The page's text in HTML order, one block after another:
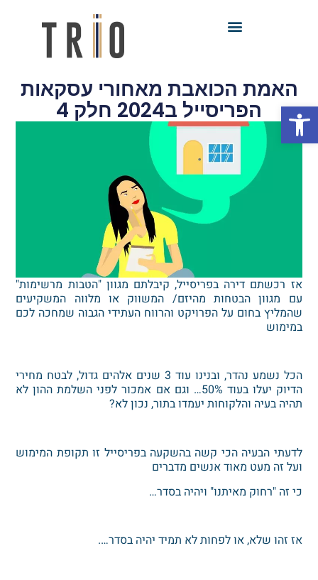
פתח סרגל נגישות
האמת הכואבת מאחורי עסקאות
הפריסייל ב2024 חלק 4
אז רכשתם דירה בפריסייל, קיבלתם מגוון "הטבות מרשימות"
עם מגוון הבטחות מהיזם/ המשווק או מלווה המשקיעים
שהמליץ בחום על הפרויקט והרווח העתידי הגבוה שמחכה לכם
במימוש
הכל נשמע נהדר, ובנינו עוד 3 שנים אלהים גדול, לבטח מחירי
הדיוק יעלו בעוד 50%… וגם אם אמכור לפני השלמת ההון לא
תהיה בעיה והלקוחות יעמדו בתור, נכון לא?
לדעתי הבעיה הכי קשה בהשקעה בפריסייל זו תקופת המימוש
ועל זה מעט מאוד אנשים מדברים
כי זה "רחוק מאיתנו" ויהיה בסדר…
אז זהו שלא, או לפחות לא תמיד יהיה בסדר….